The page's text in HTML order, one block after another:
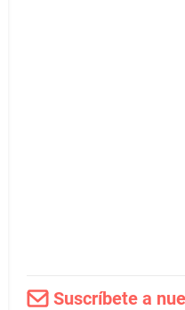
Suscríbete a